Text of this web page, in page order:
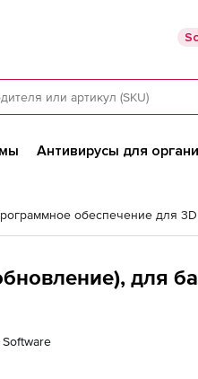
Антивирусы для
обеспечение для
для